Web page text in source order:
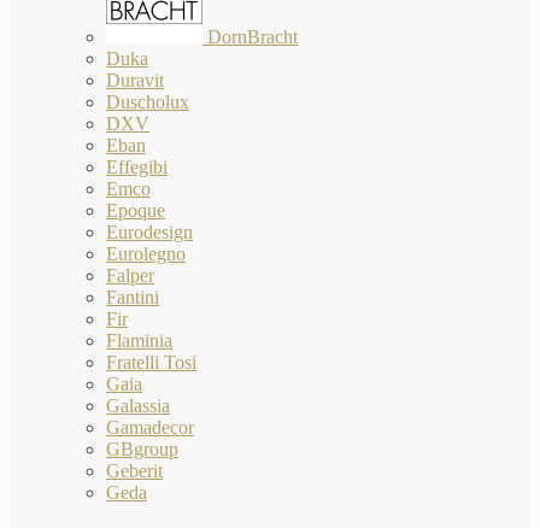
DornBracht
Duka
Duravit
Duscholux
DXV
Eban
Effegibi
Emco
Epoque
Eurodesign
Eurolegno
Falper
Fantini
Fir
Flaminia
Fratelli Tosi
Gaia
Galassia
Gamadecor
GBgroup
Geberit
Geda